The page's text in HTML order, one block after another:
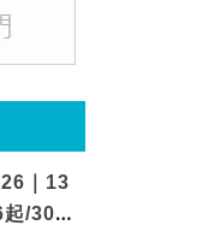
｜13
/30秒